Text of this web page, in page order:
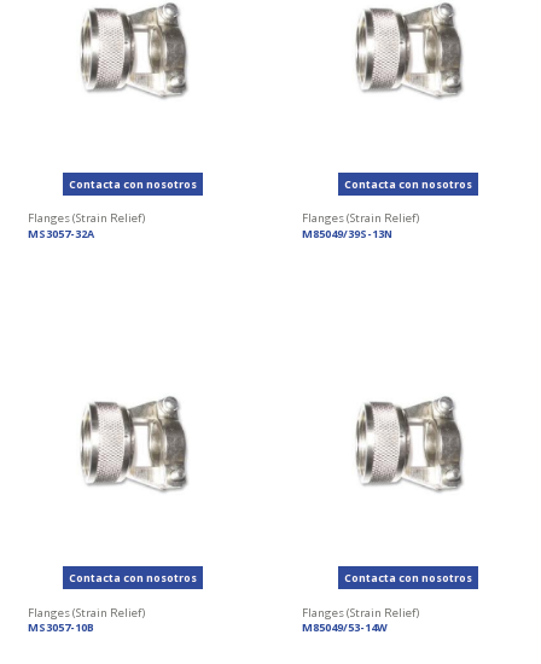
Contacta con nosotros
Flanges (Strain Relief)
MS3057-32A
Contacta con nosotros
Flanges (Strain Relief)
M85049/39S-13N
Contacta con nosotros
Flanges (Strain Relief)
MS3057-10B
Contacta con nosotros
Flanges (Strain Relief)
M85049/53-14W